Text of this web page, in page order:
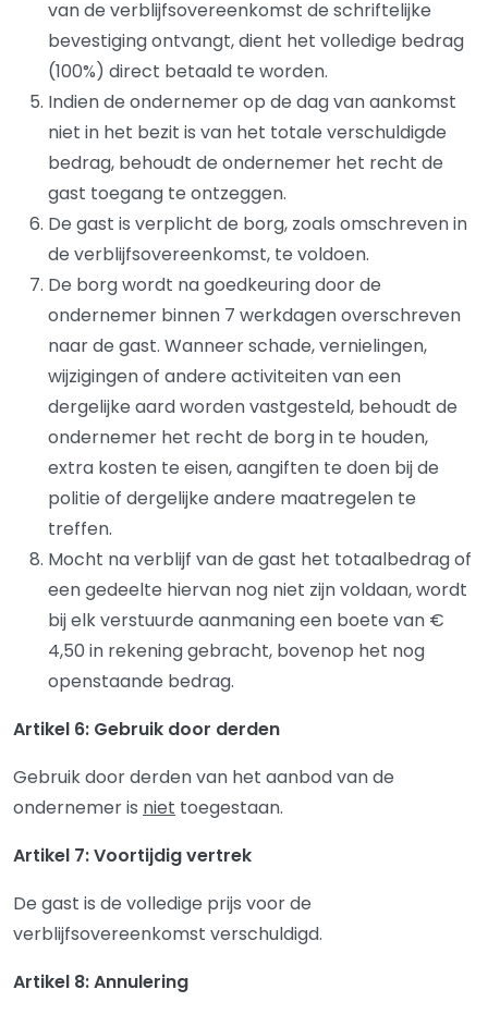
van de verblijfsovereenkomst de schriftelijke
bevestiging ontvangt, dient het volledige bedrag
(100%) direct betaald te worden.
Indien de ondernemer op de dag van aankomst
niet in het bezit is van het totale verschuldigde
bedrag, behoudt de ondernemer het recht de
gast toegang te ontzeggen.
De gast is verplicht de borg, zoals omschreven in
de verblijfsovereenkomst, te voldoen.
De borg wordt na goedkeuring door de
ondernemer binnen 7 werkdagen overschreven
naar de gast. Wanneer schade, vernielingen,
wijzigingen of andere activiteiten van een
dergelijke aard worden vastgesteld, behoudt de
ondernemer het recht de borg in te houden,
extra kosten te eisen, aangiften te doen bij de
politie of dergelijke andere maatregelen te
treffen.
Mocht na verblijf van de gast het totaalbedrag of
een gedeelte hiervan nog niet zijn voldaan, wordt
bij elk verstuurde aanmaning een boete van €
4,50 in rekening gebracht, bovenop het nog
openstaande bedrag.
Artikel 6: Gebruik door derden
Gebruik door derden van het aanbod van de
ondernemer is niet toegestaan.
Artikel 7: Voortijdig vertrek
De gast is de volledige prijs voor de
verblijfsovereenkomst verschuldigd.
Artikel 8: Annulering